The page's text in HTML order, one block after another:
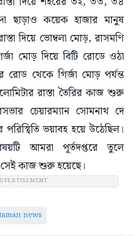
ছাড়াও কয়েক হাজার মানুষ
দিয়ে ভোম্বলা মোড়, রাসমণি
মোড় দিয়ে বিটি রোডে ওঠা
থেকে গির্জা মোড় পর্যন্ত
রাস্তা তৈরির কাজ শুরু
চেয়ারম্যান সোমনাথ দে
ভয়াবহ হয়ে উঠেছিল।
আমরা পূর্তদপ্তরে তুলে
কাজ শুরু হয়েছে।
news